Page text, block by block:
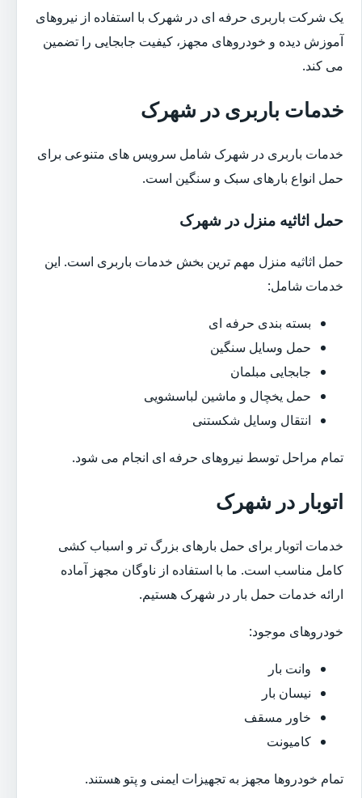
یک شرکت باربری حرفه ای در شهرک با استفاده از نیروهای
آموزش دیده و خودروهای مجهز، کیفیت جابجایی را تضمین
می کند.
خدمات باربری در شهرک
خدمات باربری در شهرک شامل سرویس های متنوعی برای
حمل انواع بارهای سبک و سنگین است.
حمل اثاثیه منزل در شهرک
حمل اثاثیه منزل مهم ترین بخش خدمات باربری است. این
خدمات شامل:
بسته بندی حرفه ای
حمل وسایل سنگین
جابجایی مبلمان
حمل یخچال و ماشین لباسشویی
انتقال وسایل شکستنی
تمام مراحل توسط نیروهای حرفه ای انجام می شود.
اتوبار در شهرک
خدمات اتوبار برای حمل بارهای بزرگ تر و اسباب کشی
کامل مناسب است. ما با استفاده از ناوگان مجهز آماده
ارائه خدمات حمل بار در شهرک هستیم.
خودروهای موجود:
وانت بار
نیسان بار
خاور مسقف
کامیونت
تمام خودروها مجهز به تجهیزات ایمنی و پتو هستند.